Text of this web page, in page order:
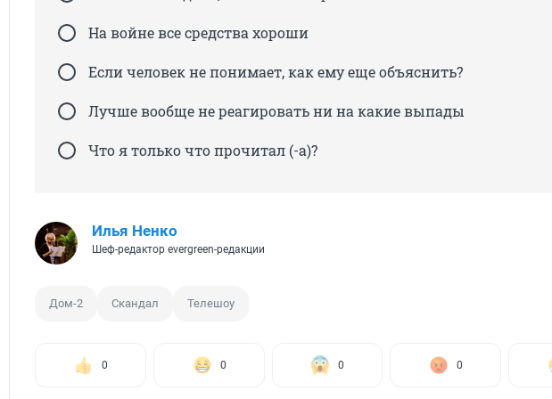
На войне все средства хороши
Если человек не понимает, как ему еще объяснить?
Лучше вообще не реагировать ни на какие выпады
Что я только что прочитал (-а)?
Илья Ненко
Шеф-редактор evergreen-редакции
Дом-2 Скандал Телешоу
0 0 0 0